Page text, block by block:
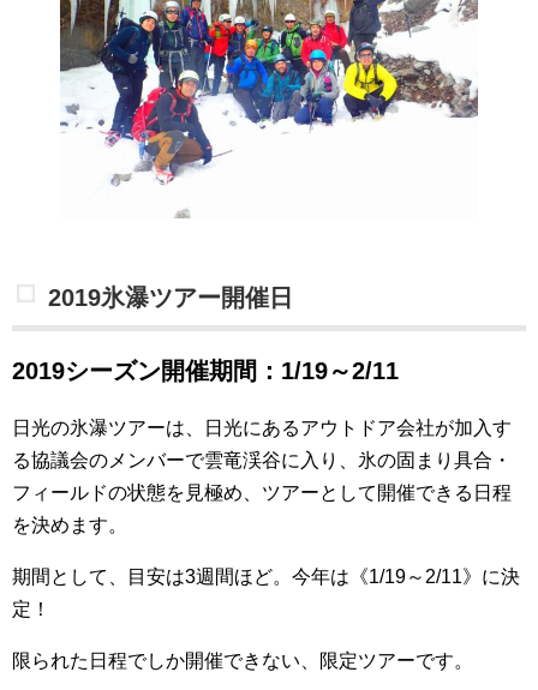
2019氷瀑ツアー開催日
2019シーズン開催期間：1/19～2/11
日光の氷瀑ツアーは、日光にあるアウトドア会社が加入す
る協議会のメンバーで雲竜渓谷に入り、氷の固まり具合・
フィールドの状態を見極め、ツアーとして開催できる日程
を決めます。
期間として、目安は3週間ほど。今年は《1/19～2/11》に決
定！
限られた日程でしか開催できない、限定ツアーです。